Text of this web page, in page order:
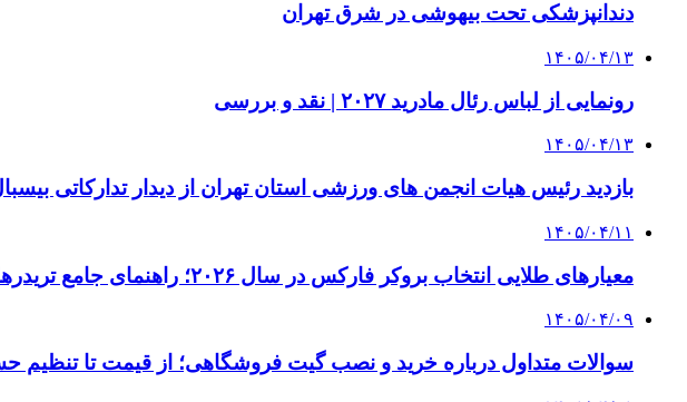
دندانپزشکی تحت بیهوشی در شرق تهران
۱۴۰۵/۰۴/۱۳
رونمایی از لباس رئال مادرید ۲۰۲۷ | نقد و بررسی
۱۴۰۵/۰۴/۱۳
بازدید رئیس هیات انجمن های ورزشی استان تهران از دیدار تدارکاتی
۱۴۰۵/۰۴/۱۱
معیارهای طلایی انتخاب بروکر فارکس در سال ۲۰۲۶؛ راهنمای جامع تریدرهای حرفه‌ای
۱۴۰۵/۰۴/۰۹
سوالات متداول درباره خرید و نصب گیت فروشگاهی؛ از قیمت تا